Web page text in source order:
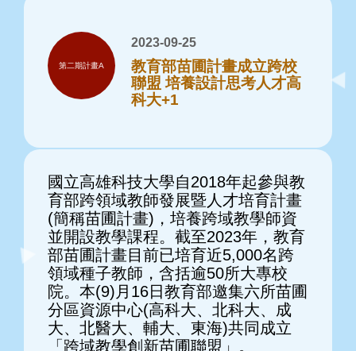
第二期計畫A
2023-09-25
教育部苗圃計畫成立跨校
聯盟 培養設計思考人才高
科大+1
國立高雄科技大學自2018年起參與教
育部跨領域教師發展暨人才培育計畫
(簡稱苗圃計畫)，培養跨域教學師資
並開設教學課程。截至2023年，教育
部苗圃計畫目前已培育近5,000名跨
領域種子教師，含括逾50所大專校
院。本(9)月16日教育部邀集六所苗圃
分區資源中心(高科大、北科大、成
大、北醫大、輔大、東海)共同成立
「跨域教學創新苗圃聯盟」。